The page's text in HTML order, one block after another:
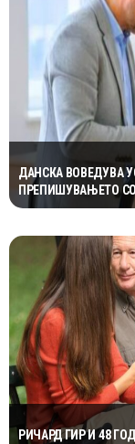
ДАНСКА ВОВЕДУВА
ПРЕПИШУВАЊЕТО
РИЧАРД ГИР И 48